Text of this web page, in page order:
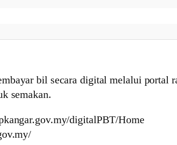
bil secara digital melalui
semakan.
digitalPBT/Home